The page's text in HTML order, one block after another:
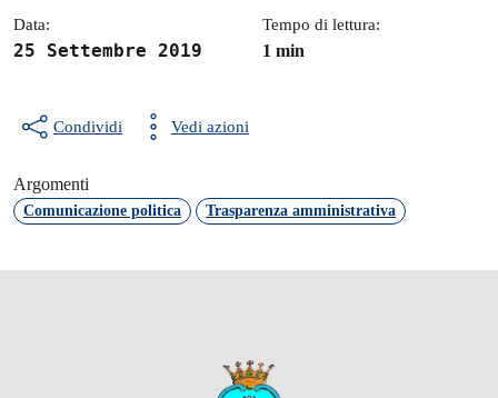
Data:
25 Settembre 2019
Tempo di lettura:
1 min
Condividi Vedi azioni
Argomenti
Comunicazione politica Trasparenza amministrativa